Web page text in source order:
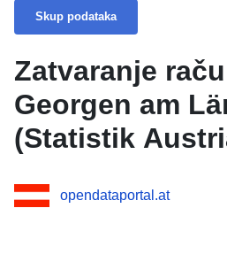
Skup podataka
Zatvaranje
Georgen am
(Statistik
opendataportal.at